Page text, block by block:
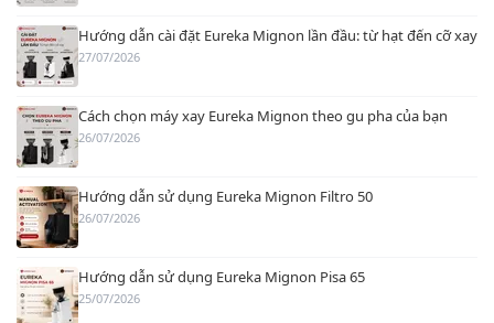
Hướng dẫn cài đặt Eureka Mignon lần đầu: từ hạt đến cỡ xay
27/07/2026
Cách chọn máy xay Eureka Mignon theo gu pha của bạn
26/07/2026
Hướng dẫn sử dụng Eureka Mignon Filtro 50
26/07/2026
Hướng dẫn sử dụng Eureka Mignon Pisa 65
25/07/2026